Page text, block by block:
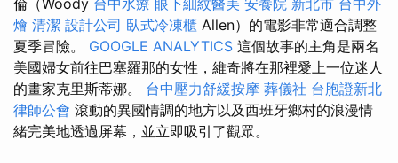
倫（Woody 台中水療 眼下細紋醫美 安養院 新北市 台中外
燴 清潔 設計公司 臥式冷凍櫃 Allen）的電影非常適合調整
夏季冒險。 GOOGLE ANALYTICS 這個故事的主角是兩名
美國婦女前往巴塞羅那的女性，維奇將在那裡愛上一位迷人
的畫家克里斯蒂娜。 台中壓力舒緩按摩 葬儀社 台胞證新北
律師公會 滾動的異國情調的地方以及西班牙鄉村的浪漫情
緒完美地透過屏幕，並立即吸引了觀眾。